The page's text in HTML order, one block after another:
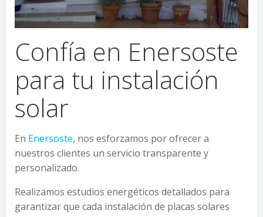
Confía en Enersoste
para tu instalación
solar
En Enersoste, nos esforzamos por ofrecer a
nuestros clientes un servicio transparente y
personalizado.
Realizamos estudios energéticos detallados para
garantizar que cada instalación de placas solares